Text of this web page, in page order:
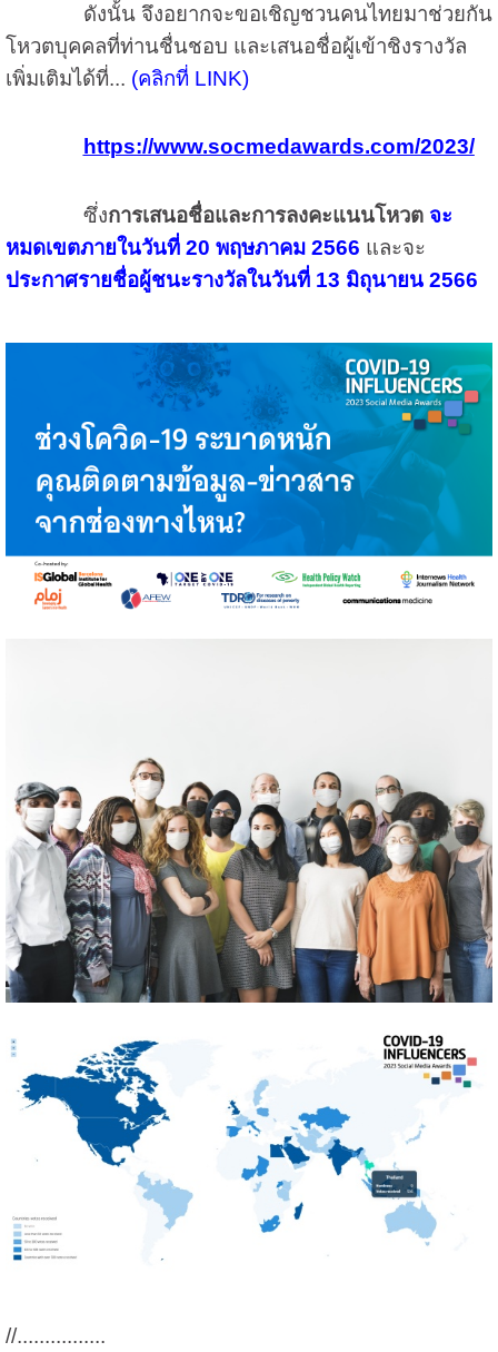
ดังนั้น จึงอยากจะขอเชิญชวนคนไทยมาช่วยกัน
โหวตบุคคลที่ท่านชื่นชอบ และเสนอชื่อผู้เข้าชิงรางวัล
เพิ่มเติมได้ที่... (คลิกที่ LINK)
https://www.socmedawards.com/2023/
ซึ่งการเสนอชื่อและการลงคะแนนโหวต จะ
หมดเขตภายในวันที่ 20 พฤษภาคม 2566 และจะ
ประกาศรายชื่อผู้ชนะรางวัลในวันที่ 13 มิถุนายน 2566
//................